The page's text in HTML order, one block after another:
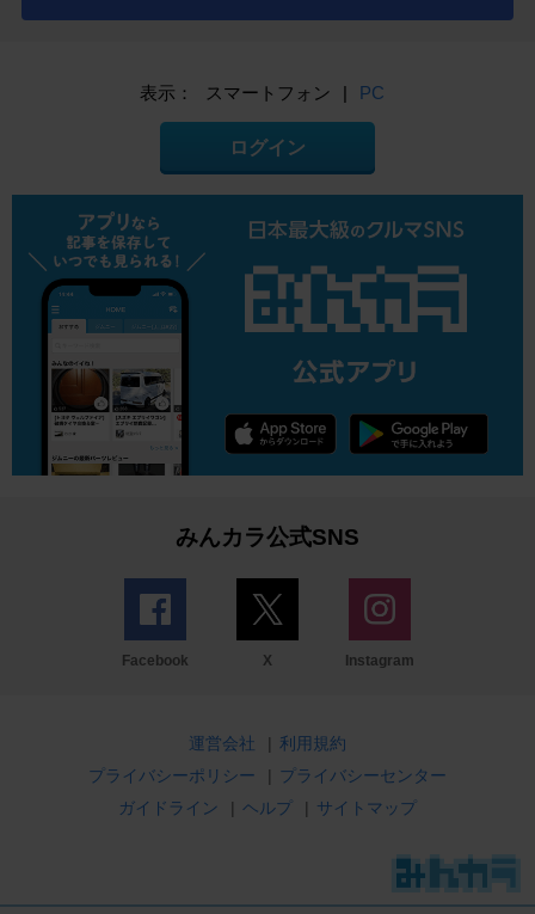
表示： スマートフォン | PC
ログイン
みんカラ公式SNS
Facebook X Instagram
運営会社 | 利用規約
プライバシーポリシー
| プライバシーセンター
ガイドライン
| ヘルプ | サイトマップ